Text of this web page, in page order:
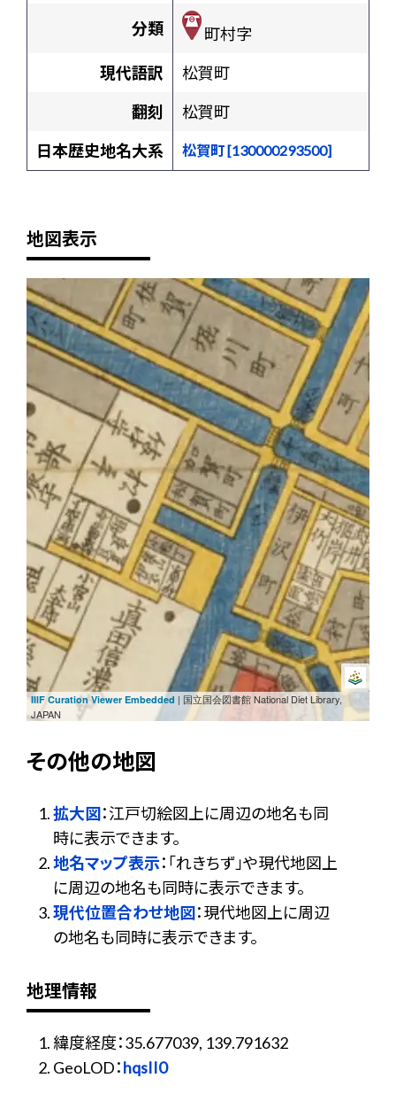
分類
町村字
現代語訳
松賀町
翻刻
松賀町
日本歴史地名大系
松賀町 [130000293500]
地図表示
+
-
IIIF Curation Viewer Embedded | 国立国会図書館 National Diet Library,
JAPAN
その他の地図
拡大図：江戸切絵図上に周辺の地名も同
時に表示できます。
地名マップ表示：「れきちず」や現代地図上
に周辺の地名も同時に表示できます。
現代位置合わせ地図：現代地図上に周辺
の地名も同時に表示できます。
地理情報
緯度経度：35.677039, 139.791632
GeoLOD：hqsII0